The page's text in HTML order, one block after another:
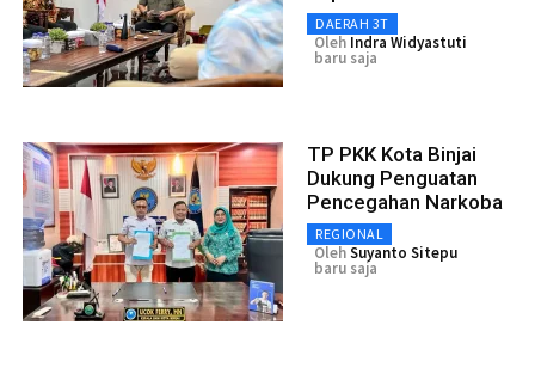
DAERAH 3T
Oleh Indra Widyastuti
baru saja
TP PKK Kota Binjai
Dukung Penguatan
Pencegahan Narkoba
REGIONAL
OlehSuyanto Sitepu
baru saja